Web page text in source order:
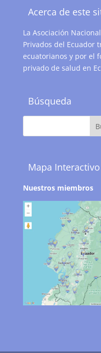
Acerca de este
La Asociación
Privados del Ecuador
ecuatorianos y por el
privado de salud en
Búsqueda
Mapa Interactivo
Nuestros miembros